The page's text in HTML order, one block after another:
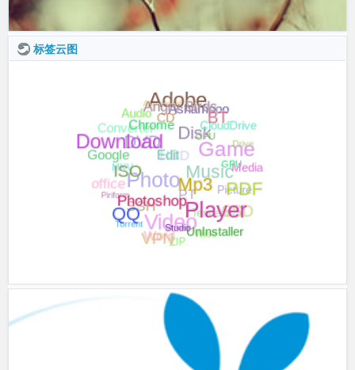
标签云图
Adobe
Advanced
Angry Birds
Ashampoo
Audio BT
CD
Chrome
CloudDrive
Converter
CPU
Disk
Download Drive
DVD Game
Google
GPU
HDD
ISO
Media
MKV
Mp3
Music
office PDF
Photo
Photoshop
Picture
Piriform
Player
PT
QQ SSD
SSH
Studio
Tencent
Torrent
UnInstaller
Video
VPN
Wise
WordZIP